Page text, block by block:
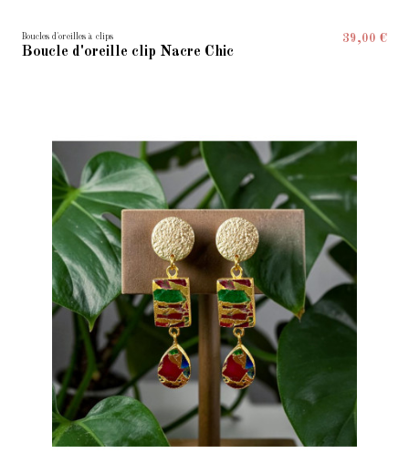
Boucles d'oreilles à clips
Boucle d'oreille clip Nacre Chic
39,00 €